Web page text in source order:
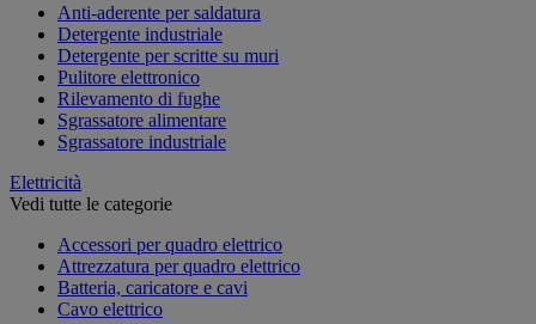
Anti-aderente per saldatura
Detergente industriale
Detergente per scritte su muri
Pulitore elettronico
Rilevamento di fughe
Sgrassatore alimentare
Sgrassatore industriale
Elettricità
Vedi tutte le categorie
Accessori per quadro elettrico
Attrezzatura per quadro elettrico
Batteria, caricatore e cavi
Cavo elettrico